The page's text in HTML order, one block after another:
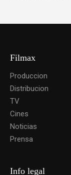
Filmax
Produccion
Distribucion
TV
Cines
Noticias
Prensa
Info legal